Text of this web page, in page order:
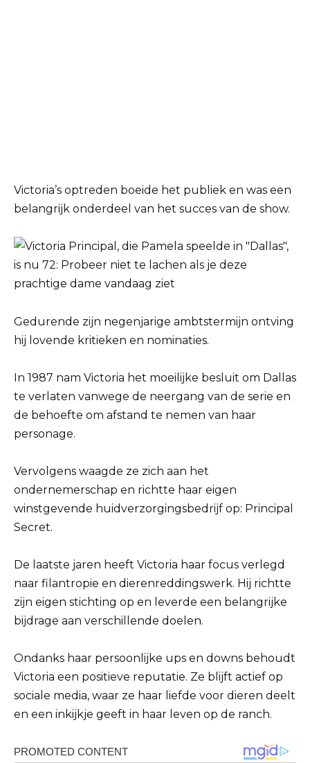
Victoria’s optreden boeide het publiek en was een
belangrijk onderdeel van het succes van de show.
Gedurende zijn negenjarige ambtstermijn ontving
hij lovende kritieken en nominaties.
In 1987 nam Victoria het moeilijke besluit om Dallas
te verlaten vanwege de neergang van de serie en
de behoefte om afstand te nemen van haar
personage.
Vervolgens waagde ze zich aan het
ondernemerschap en richtte haar eigen
winstgevende huidverzorgingsbedrijf op: Principal
Secret.
De laatste jaren heeft Victoria haar focus verlegd
naar filantropie en dierenreddingswerk. Hij richtte
zijn eigen stichting op en leverde een belangrijke
bijdrage aan verschillende doelen.
Ondanks haar persoonlijke ups en downs behoudt
Victoria een positieve reputatie. Ze blijft actief op
sociale media, waar ze haar liefde voor dieren deelt
en een inkijkje geeft in haar leven op de ranch.